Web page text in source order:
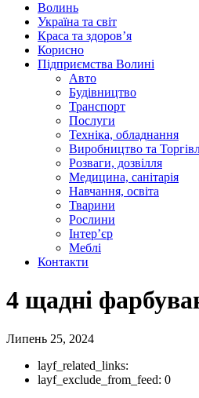
Волинь
Україна та світ
Краса та здоров’я
Корисно
Підприємства Волині
Авто
Будівництво
Транспорт
Послуги
Техніка, обладнання
Виробництво та
Розваги, дозвілля
Медицина, санітарія
Навчання, освіта
Тварини
Рослини
Інтер’єр
Меблі
Контакти
4 щадні
Липень 25, 2024
layf_related_links:
layf_exclude_from_feed: 0